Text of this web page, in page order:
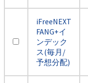
iFreeNEXT
FANG+イ
ンデック
ス(毎月/
予想分配)